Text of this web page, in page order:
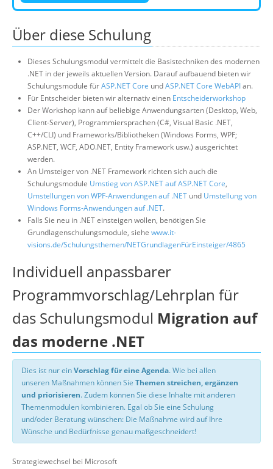
Über diese Schulung
Dieses Schulungsmodul vermittelt die Basistechniken des modernen
.NET in der jeweils aktuellen Version. Darauf aufbauend bieten wir
Schulungsmodule fürASP.NET Core undASP.NET Core WebAPIan.
Für Entscheider bieten wir alternativ einen Entscheiderworkshop
Der Workshop kann auf beliebige Anwendungsarten (Desktop, Web,
Client-Server), Programmiersprachen (C#, Visual Basic .NET,
C++/CLI) und Frameworks/Bibliotheken (Windows Forms, WPF;
ASP.NET, WCF, ADO.NET, Entity Framework usw.) ausgerichtet
werden.
An Umsteiger von .NET Framework richten sich auch die
Schulungsmodule Umstieg von ASP.NET auf ASP.NET Core,
Umstellungen von WPF-Anwendungen auf .NET und Umstellung von
Windows Forms-Anwendungen auf .NET.
Falls Sie neu in .NET einsteigen wollen, benötigen Sie
Grundlagenschulungsmodule, siehe www.it-
visions.de/Schulungsthemen/NETGrundlagenFürEinsteiger/4865
Individuell anpassbarer
Programmvorschlag/Lehrplan für
das Schulungsmodul Migration auf
das moderne .NET
Dies ist nur einVorschlag für eine Agenda. Wie bei allen
unseren Maßnahmen können Sie Themen streichen, ergänzen
und priorisieren. Zudem können Sie diese Inhalte mit anderen
Themenmodulen kombinieren. Egal ob Sie eine Schulung
und/oder Beratung wünschen: Die Maßnahme wird auf Ihre
Wünsche und Bedürfnisse genau maßgeschneidert!
Strategiewechsel bei Microsoft